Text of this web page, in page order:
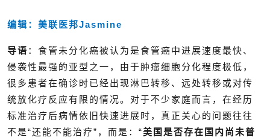
编辑：美联医邦Jasmine
导语 ： 食管未分化癌被认为是食管癌中进展速度最快、
侵袭性最强的亚型之一，由于肿瘤细胞分化程度极低，
很多患者在确诊时已经出现淋巴转移、远处转移或对传
统放化疗反应有限的情况。对于不少家庭而言，在经历
标准治疗后病情依旧快速进展时，真正关心的问题往往
不是“还能不能治疗”，而是：“美国是否存在国内尚未普